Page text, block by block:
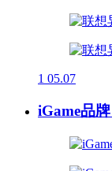
1 05.07
iGame品